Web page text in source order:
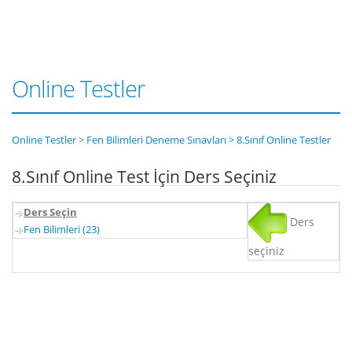
Online Testler
Online Testler > Fen Bilimleri Deneme Sınavları > 8.Sınıf Online Testler
8.Sınıf Online Test İçin Ders Seçiniz
Ders Seçin
Fen Bilimleri (23)
Ders
seçiniz